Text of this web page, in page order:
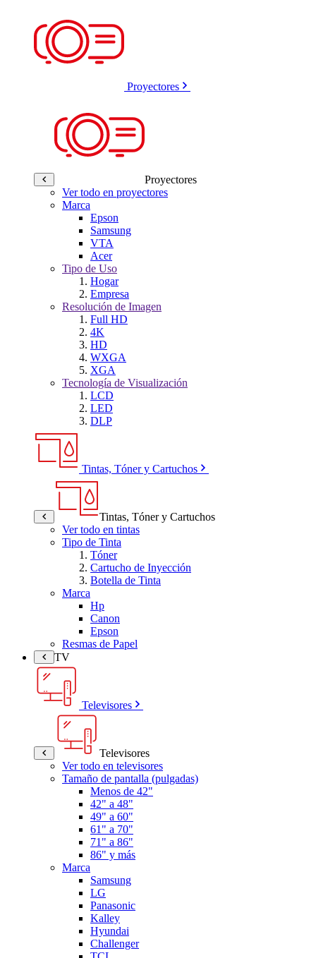
Proyectores
Proyectores
Ver todo en proyectores
Marca
Epson
Samsung
VTA
Acer
Tipo de Uso
Hogar
Empresa
Resolución de Imagen
Full HD
4K
HD
WXGA
XGA
Tecnología de Visualización
LCD
LED
DLP
Tintas, Tóner y Cartuchos
Tintas, Tóner y Cartuchos
Ver todo en tintas
Tipo de Tinta
Tóner
Cartucho de Inyección
Botella de Tinta
Marca
Hp
Canon
Epson
Resmas de Papel
TV
Televisores
Televisores
Ver todo en televisores
Tamaño de pantalla (pulgadas)
Menos de 42"
42" a 48"
49" a 60"
61" a 70"
71" a 86"
86" y más
Marca
Samsung
LG
Panasonic
Kalley
Hyundai
Challenger